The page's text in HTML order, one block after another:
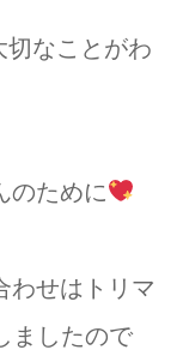
切なことがわ
のために
わせはトリマ
ましたので